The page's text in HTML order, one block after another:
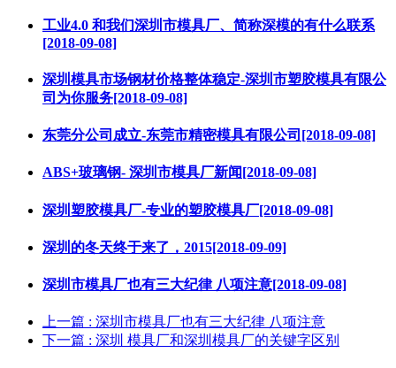
工业4.0 和我们深圳市模具厂、简称深模的有什么联系
[2018-09-08]
深圳模具市场钢材价格整体稳定-深圳市塑胶模具有限公
司为你服务[2018-09-08]
东莞分公司成立-东莞市精密模具有限公司[2018-09-08]
ABS+玻璃钢- 深圳市模具厂新闻[2018-09-08]
深圳塑胶模具厂-专业的塑胶模具厂[2018-09-08]
深圳的冬天终于来了，2015[2018-09-09]
深圳市模具厂也有三大纪律 八项注意[2018-09-08]
上一篇 : 深圳市模具厂也有三大纪律 八项注意
下一篇 : 深圳 模具厂和深圳模具厂的关键字区别